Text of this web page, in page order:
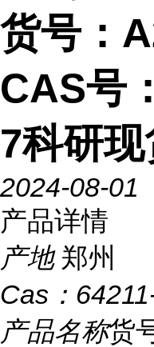
货号：
CAS号
7科研
2024-08-01
产品详情
产地 郑州
Cas：
产品名称货